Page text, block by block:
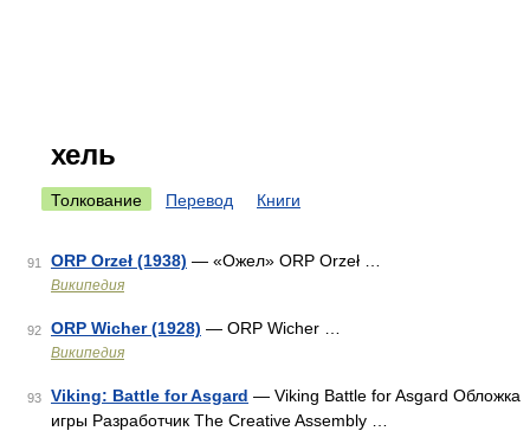
хель
Толкование Перевод Книги
91 ORP Orzeł (1938) — «Ожел» ORP Orzeł …
Википедия
92 ORP Wicher (1928) — ORP Wicher …
Википедия
93 Viking: Battle for Asgard — Viking Battle for Asgard Обложка
игры Разработчик The Creative Assembly …